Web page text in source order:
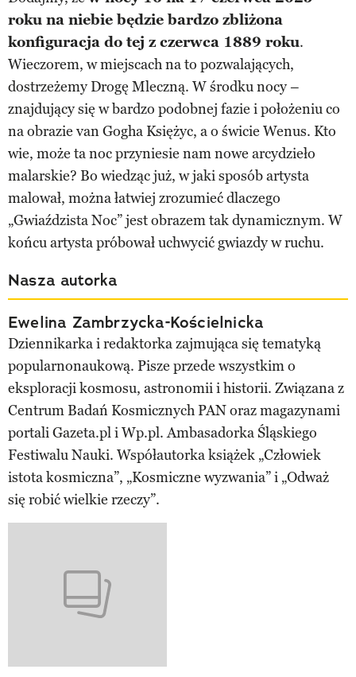
roku na niebie będzie bardzo zbliżona
konfiguracja do tej z czerwca 1889 roku.
Wieczorem, w miejscach na to pozwalających,
dostrzeżemy Drogę Mleczną. W środku nocy –
znajdujący się w bardzo podobnej fazie i położeniu co
na obrazie van Gogha Księżyc, a o świcie Wenus. Kto
wie, może ta noc przyniesie nam nowe arcydzieło
malarskie? Bo wiedząc już, w jaki sposób artysta
malował, można łatwiej zrozumieć dlaczego
„Gwiaździsta Noc” jest obrazem tak dynamicznym. W
końcu artysta próbował uchwycić gwiazdy w ruchu.
Nasza autorka
Ewelina Zambrzycka-Kościelnicka
Dziennikarka i redaktorka zajmująca się tematyką
popularnonaukową. Pisze przede wszystkim o
eksploracji kosmosu, astronomii i historii. Związana z
Centrum Badań Kosmicznych PAN oraz magazynami
portali Gazeta.pl i Wp.pl. Ambasadorka Śląskiego
Festiwalu Nauki. Współautorka książek „Człowiek
istota kosmiczna”, „Kosmiczne wyzwania” i „Odważ
się robić wielkie rzeczy”.